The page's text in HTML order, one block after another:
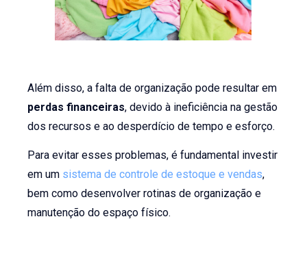
Além disso, a falta de organização pode resultar em
perdas financeiras, devido à ineficiência na gestão
dos recursos e ao desperdício de tempo e esforço.
Para evitar esses problemas, é fundamental investir
em um sistema de controle de estoque e vendas,
bem como desenvolver rotinas de organização e
manutenção do espaço físico.